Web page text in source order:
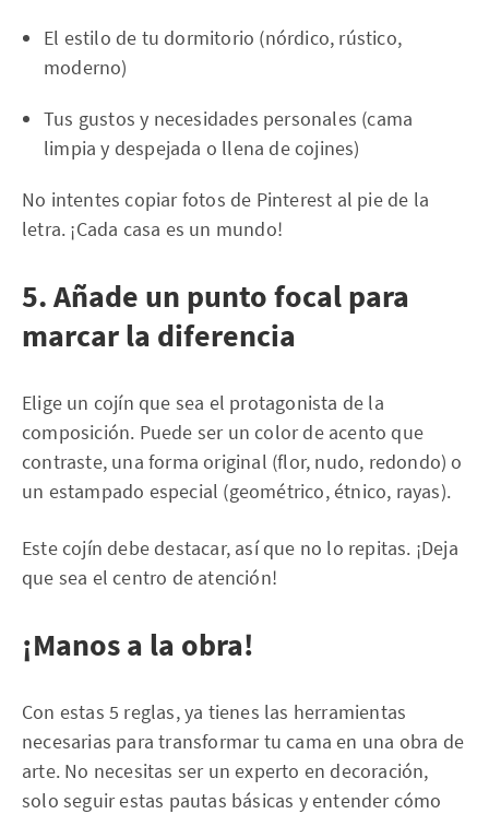
El estilo de tu dormitorio (nórdico, rústico,
moderno)
Tus gustos y necesidades personales (cama
limpia y despejada o llena de cojines)
No intentes copiar fotos de Pinterest al pie de la
letra. ¡Cada casa es un mundo!
5. Añade un punto focal para
marcar la diferencia
Elige un cojín que sea el protagonista de la
composición. Puede ser un color de acento que
contraste, una forma original (flor, nudo, redondo) o
un estampado especial (geométrico, étnico, rayas).
Este cojín debe destacar, así que no lo repitas. ¡Deja
que sea el centro de atención!
¡Manos a la obra!
Con estas 5 reglas, ya tienes las herramientas
necesarias para transformar tu cama en una obra de
arte. No necesitas ser un experto en decoración,
solo seguir estas pautas básicas y entender cómo